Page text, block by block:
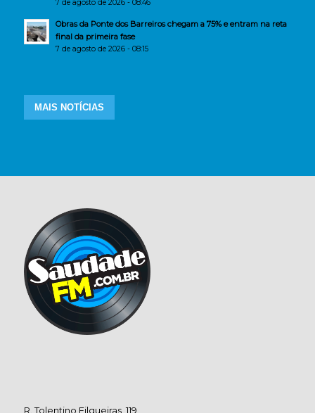
7 de agosto de 2026 - 08:46
Obras da Ponte dos Barreiros chegam a 75% e entram na reta
final da primeira fase
7 de agosto de 2026 - 08:15
MAIS NOTÍCIAS
R. Tolentino Filgueiras, 119